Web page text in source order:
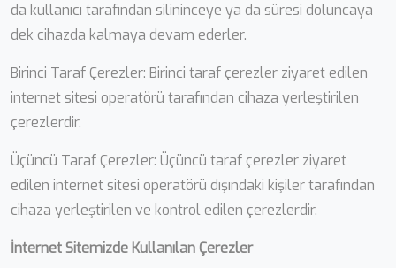
da kullanıcı tarafından silininceye ya da süresi doluncaya
dek cihazda kalmaya devam ederler.
Birinci Taraf Çerezler: Birinci taraf çerezler ziyaret edilen
internet sitesi operatörü tarafından cihaza yerleştirilen
çerezlerdir.
Üçüncü Taraf Çerezler: Üçüncü taraf çerezler ziyaret
edilen internet sitesi operatörü dışındaki kişiler tarafından
cihaza yerleştirilen ve kontrol edilen çerezlerdir.
İnternet Sitemizde Kullanılan Çerezler